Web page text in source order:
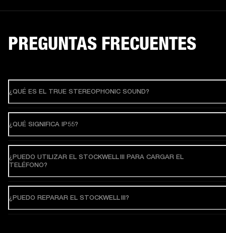
PREGUNTAS FRECUENTES
¿QUÉ ES EL TRUE STEREOPHONIC SOUND?
¿QUÉ SIGNIFICA IP55?
¿PUEDO UTILIZAR EL STOCKWELL III PARA CARGAR EL
TELÉFONO?
¿PUEDO REPARAR EL STOCKWELL III?